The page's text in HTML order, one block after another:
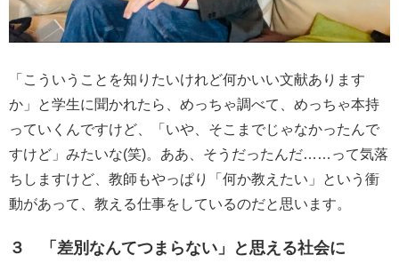
「こういうことを知りたいけれど何かいい文献あります
か」と学生に聞かれたら、めっちゃ調べて、めっちゃ本持
っていくんですけど、「いや、そこまでじゃなかったんで
すけど」みたいな(笑)。ああ、そうだったんだ……って気落
ちしますけど、教師もやっぱり「何か教えたい」という衝
動があって、教える仕事をしているのだと思います。
３ 「差別なんてつまらない」と思える社会に